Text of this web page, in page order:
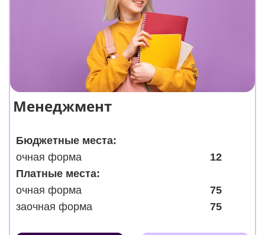
Менеджмент
Бюджетные места:
очная форма
Платные места:
очная форма
заочная форма
12
75
75